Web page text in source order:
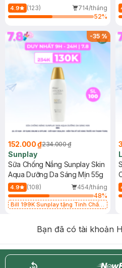
4.9 (123)
714/tháng
52%
-35%
152.000 ₫234.000 ₫
Sunplay
Sữa Chống Nắng Sunplay Skin
Aqua Dưỡng Da Sáng Mịn 55g
4.9 (108)
454/tháng
48%
Bill 199K Sunplay tặng Tinh Chất
Bạn đã có tài khoản